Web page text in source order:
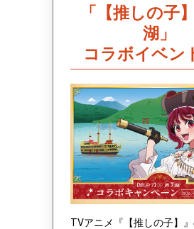
「【推しの子
湖」
コラボイベン
TVアニメ『【推しの子】